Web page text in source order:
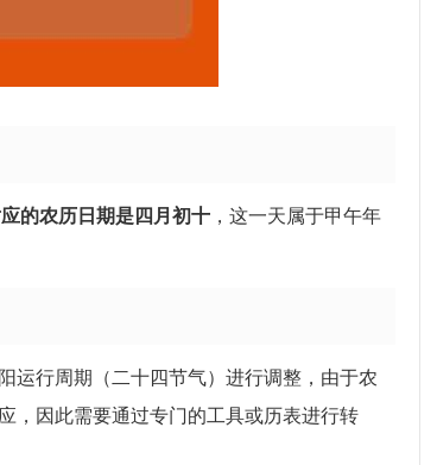
的农历日期是四月初十 ，这一天属于甲午年
运行周期（二十四节气）进行调整，由于农
，因此需要通过专门的工具或历表进行转